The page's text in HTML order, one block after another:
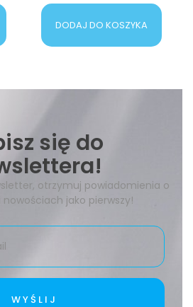
DODAJ DO KOSZYKA
się do
otrzymuj powiadomienia o
jako pierwszy!
WYŚLIJ